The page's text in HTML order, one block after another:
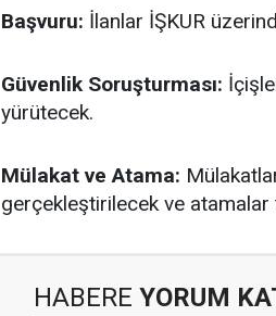
Başvuru: İlanlar İŞKUR
Güvenlik Soruşturması:
yürütecek.
Mülakat ve Atama:
gerçekleştirilecek ve atamalar
HABERE YORUM